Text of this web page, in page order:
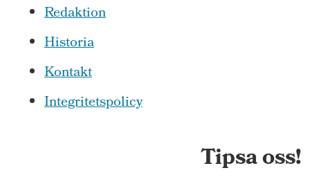
Redaktion
Historia
Kontakt
Integritetspolicy
Tipsa oss!